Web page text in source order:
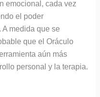
emocional, cada vez
el poder
A medida que se
que el Oráculo
aún más
personal y la terapia.